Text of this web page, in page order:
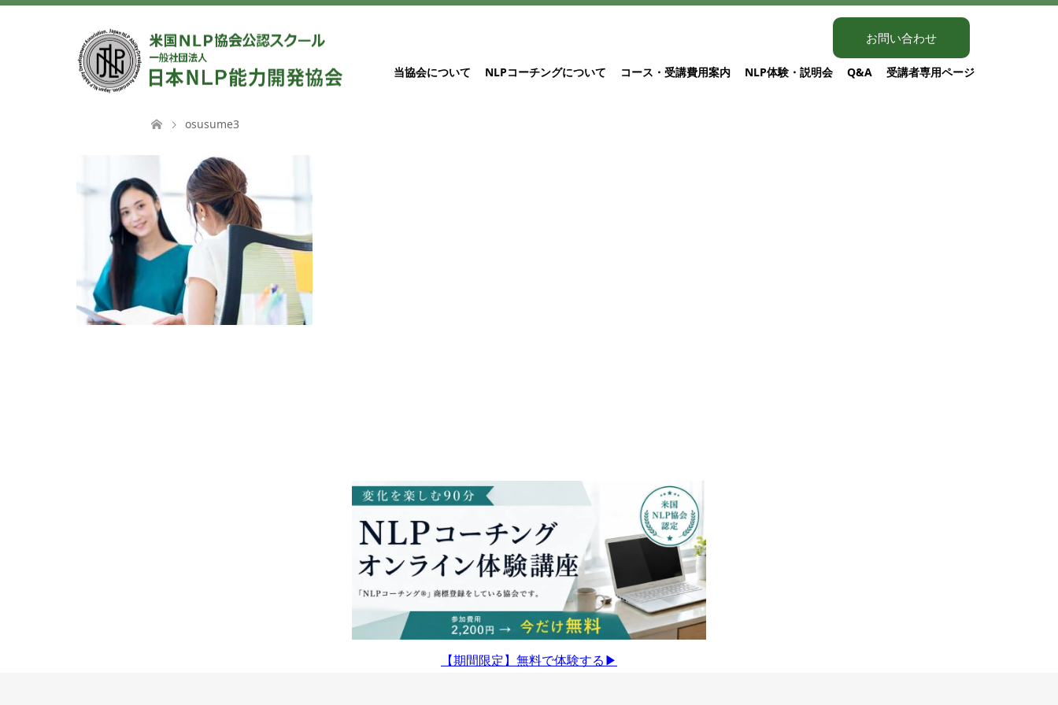
お問い合わせ
当協会について NLPコーチングについて コース・受講費用案内 NLP体験・説明会 Q&A 受講者専用ページ
osusume3
【期間限定】無料で体験する▶︎